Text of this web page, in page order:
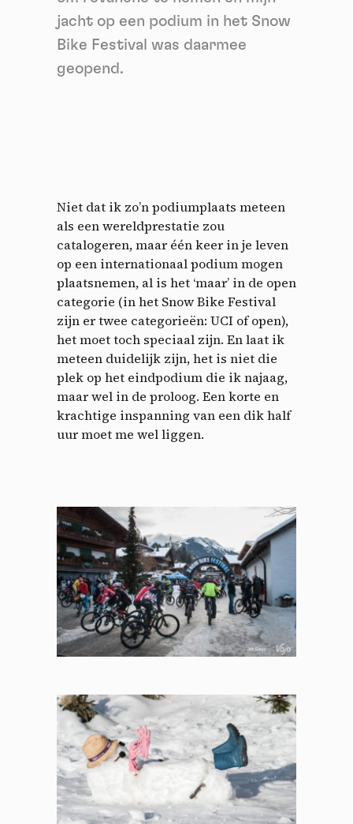
jacht op een podium in het Snow
Bike Festival was daarmee
geopend.
Niet dat ik zo’n podiumplaats meteen
als een wereldprestatie zou
catalogeren, maar één keer in je leven
op een internationaal podium mogen
plaatsnemen, al is het ‘maar’ in de open
categorie (in het Snow Bike Festival
zijn er twee categorieën: UCI of open),
het moet toch speciaal zijn. En laat ik
meteen duidelijk zijn, het is niet die
plek op het eindpodium die ik najaag,
maar wel in de proloog. Een korte en
krachtige inspanning van een dik half
uur moet me wel liggen.